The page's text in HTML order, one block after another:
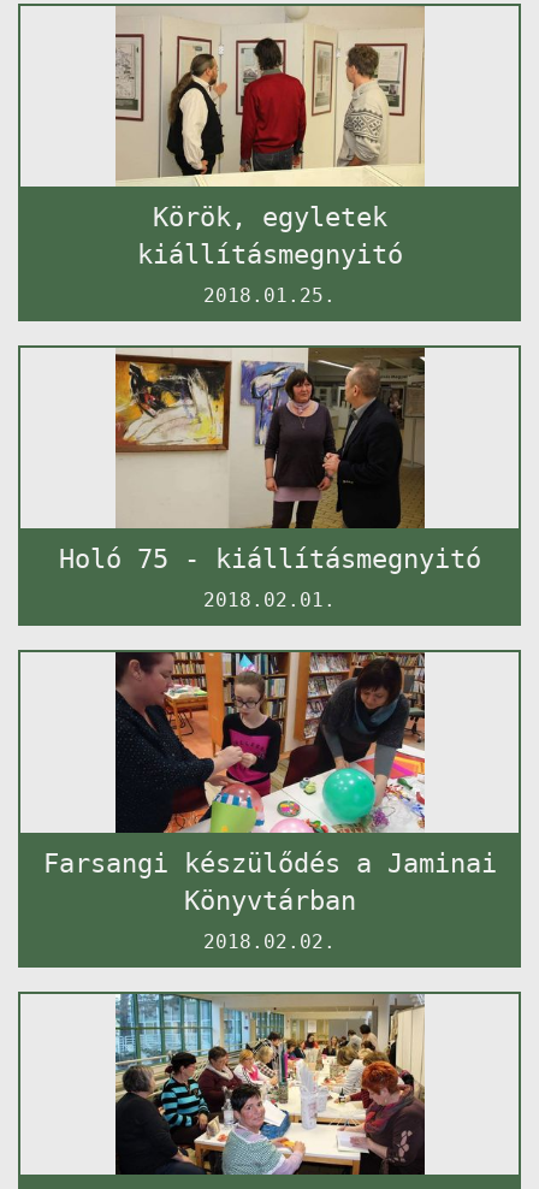
Körök, egyletek
kiállításmegnyitó
2018.01.25.
Holó 75 - kiállításmegnyitó
2018.02.01.
Farsangi készülődés a Jaminai
Könyvtárban
2018.02.02.